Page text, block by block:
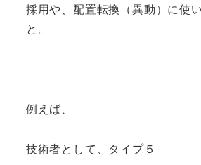
採用や、配置転換（異動）に使
と。
例えば、
技術者として、タイプ５